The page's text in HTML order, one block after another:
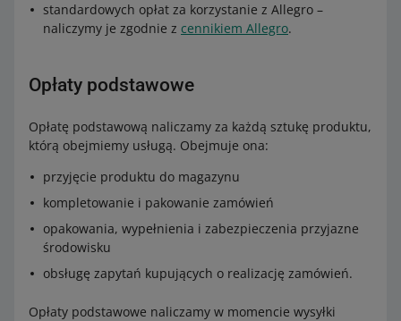
standardowych opłat za korzystanie z Allegro –
naliczymy je zgodnie z cennikiem Allegro.
Opłaty podstawowe
Opłatę podstawową naliczamy za każdą sztukę produktu,
którą obejmiemy usługą. Obejmuje ona:
przyjęcie produktu do magazynu
kompletowanie i pakowanie zamówień
opakowania, wypełnienia i zabezpieczenia przyjazne
środowisku
obsługę zapytań kupujących o realizację zamówień.
Opłaty podstawowe naliczamy w momencie wysyłki